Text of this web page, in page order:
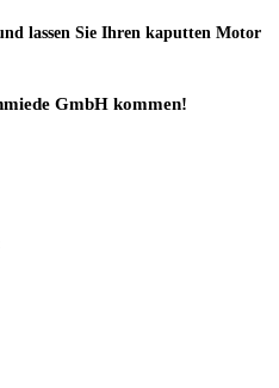
lassen Sie Ihren kaputten Motor
GmbH kommen!